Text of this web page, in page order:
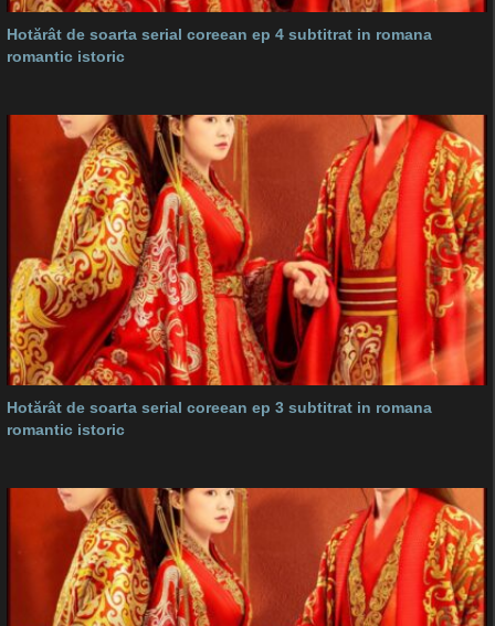
Hotărât de soarta serial coreean ep 4 subtitrat in romana
romantic istoric
Hotărât de soarta serial coreean ep 3 subtitrat in romana
romantic istoric